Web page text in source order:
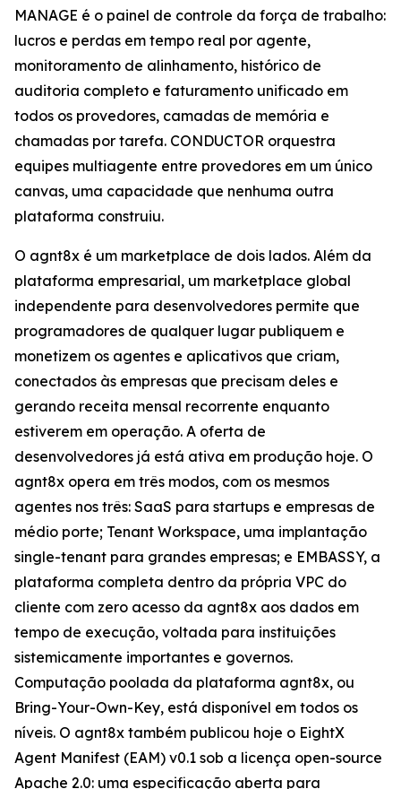
MANAGE é o painel de controle da força de trabalho:
lucros e perdas em tempo real por agente,
monitoramento de alinhamento, histórico de
auditoria completo e faturamento unificado em
todos os provedores, camadas de memória e
chamadas por tarefa. CONDUCTOR orquestra
equipes multiagente entre provedores em um único
canvas, uma capacidade que nenhuma outra
plataforma construiu.
O agnt8x é um marketplace de dois lados. Além da
plataforma empresarial, um marketplace global
independente para desenvolvedores permite que
programadores de qualquer lugar publiquem e
monetizem os agentes e aplicativos que criam,
conectados às empresas que precisam deles e
gerando receita mensal recorrente enquanto
estiverem em operação. A oferta de
desenvolvedores já está ativa em produção hoje. O
agnt8x opera em três modos, com os mesmos
agentes nos três: SaaS para startups e empresas de
médio porte; Tenant Workspace, uma implantação
single-tenant para grandes empresas; e EMBASSY, a
plataforma completa dentro da própria VPC do
cliente com zero acesso da agnt8x aos dados em
tempo de execução, voltada para instituições
sistemicamente importantes e governos.
Computação poolada da plataforma agnt8x, ou
Bring-Your-Own-Key, está disponível em todos os
níveis. O agnt8x também publicou hoje o EightX
Agent Manifest (EAM) v0.1 sob a licença open-source
Apache 2.0: uma especificação aberta para